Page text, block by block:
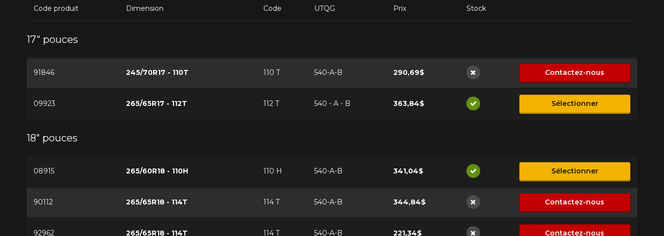
Code produit Dimension Code UTQG Prix Stock
17" pouces
91846 245/70R17 - 110T 110 T 540-A-B 290,69$
Non disponible
Contactez-nous
09923 265/65R17 - 112T 112 T 540 - A - B 363,84$
Disponible
Sélectionner
18" pouces
08915 265/60R18 - 110H 110 H 540-A-B 341,04$
Disponible
Sélectionner
90112 265/65R18 - 114T 114 T 540-A-B 344,84$
Non disponible
Contactez-nous
92962 265/65R18 - 114T 114 T 540-A-B 221,34$ Contactez-nous